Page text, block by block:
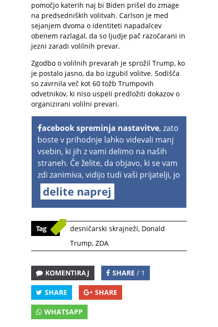
pomočjo katerih naj bi Biden prišel do zmage
na predsedniških volitvah. Carlson je med
sejanjem dvoma o identiteti napadalcev
obenem razlagal, da so ljudje pač razočarani in
jezni zaradi volilnih prevar.
Zgodbo o volilnih prevarah je sprožil Trump, ko
je postalo jasno, da bo izgubil volitve. Sodišča
so zavrnila več kot 60 tožb Trumpovih
odvetnikov, ki niso uspeli predložiti dokazov o
organizirani volilni prevari.
acebook spreminja nastavitve, zato
boste v prihodnje lahko videvali manj
vsebin, ki jih z vami delimo na naših
straneh. Če želite, da objavo, ki se vam
zdi zanimiva, vidijo tudi vaši prijatelji, jo
delite naprej
Tag desničarski skrajneži, Donald
Trump, ZDA
KOMENTIRAJ SHARE / 1
SHARE SHARE
WHATSAPP